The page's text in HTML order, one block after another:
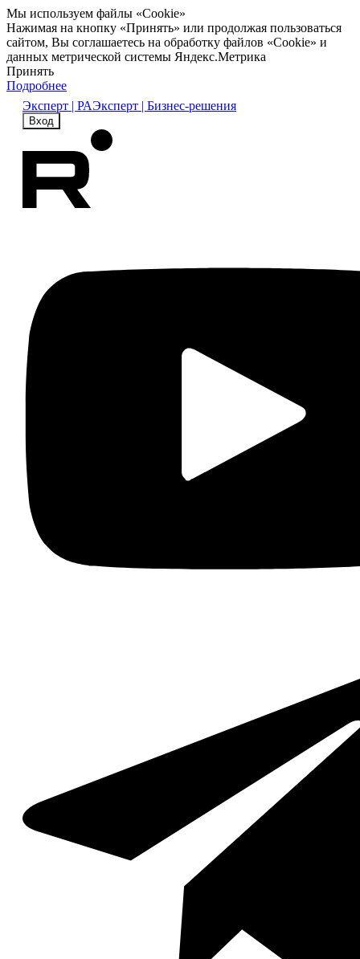
Мы используем файлы «Cookie»
Нажимая на кнопку «Принять» или продолжая пользоваться
сайтом, Вы соглашаетесь на обработку файлов «Cookie» и
данных метрической системы Яндекс.Метрика
Принять
Подробнее
Эксперт | РАЭксперт | Бизнес-решения
Вход